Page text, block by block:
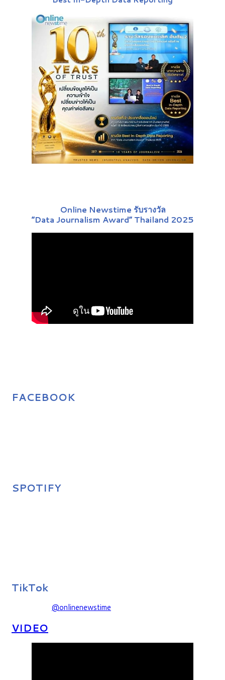
Online Newstime รับรางวัล
“Data Journalism Award” Thailand 2025
FACEBOOK
SPOTIFY
TikTok
@onlinenewstime
VIDEO